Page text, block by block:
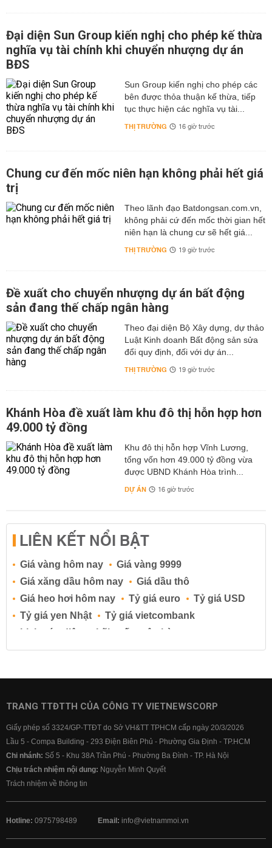
Đại diện Sun Group kiến nghị cho phép kế thừa
nghĩa vụ tài chính khi chuyển nhượng dự án
BĐS
Sun Group kiến nghị cho phép các
bên được thỏa thuận kế thừa, tiếp
tục thực hiện các nghĩa vụ tài...
THỊ TRƯỜNG 16 giờ trước
Chung cư đến mốc niên hạn không phải hết giá
trị
Theo lãnh đạo Batdongsan.com.vn,
không phải cứ đến mốc thời gian hết
niên hạn là chung cư sẽ hết giá...
THỊ TRƯỜNG 19 giờ trước
Đề xuất cho chuyển nhượng dự án bất động
sản đang thế chấp ngân hàng
Theo đại diện Bộ Xây dựng, dự thảo
Luật Kinh doanh Bất động sản sửa
đổi quy định, đối với dự án...
THỊ TRƯỜNG 19 giờ trước
Khánh Hòa đề xuất làm khu đô thị hỗn hợp hơn
49.000 tỷ đồng
Khu đô thị hỗn hợp Vĩnh Lương,
tổng vốn hơn 49.000 tỷ đồng vừa
được UBND Khánh Hòa trình...
DỰ ÁN 16 giờ trước
LIÊN KẾT NỔI BẬT
Giá vàng hôm nay
Giá vàng 9999
Giá xăng dầu hôm nay
Giá dầu thô
Giá heo hơi hôm nay
Tỷ giá euro
Tỷ giá USD
Tỷ giá yen Nhật
Tỷ giá vietcombank
Lịch cúp điện
Lãi suất ngân hàng
Lãi suất tiết kiệm
Lãi suất tiền gửi
Lãi suất ngân hàng BIDV
Lãi suất ngân hàng Vietcombank
TRANG TTĐTTH CỦA CÔNG TY VIETNEWSCORP
Giấy phép số 3324/GP-TTĐT do Sở VH&TT TPHCM cấp ngày 20/3/2026
Lầu 5 - Compa Building - 293 Điện Biên Phủ - Phường Gia Định - TP.HCM
Chi nhánh: Số 5 - Khu 38A Trần Phú - Phường Ba Đình - TP. Hà Nội
Chịu trách nhiệm nội dung: Nguyễn Minh Quyết
Trách nhiệm về thông tin
Hotline: 0975798489 Email: info@vietnammoi.vn